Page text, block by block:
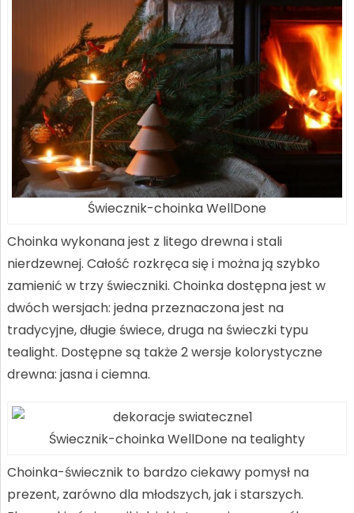
Świecznik-choinka WellDone
Choinka wykonana jest z litego drewna i stali
nierdzewnej. Całość rozkręca się i można ją szybko
zamienić w trzy świeczniki. Choinka dostępna jest w
dwóch wersjach: jedna przeznaczona jest na
tradycyjne, długie świece, druga na świeczki typu
tealight. Dostępne są także 2 wersje kolorystyczne
drewna: jasna i ciemna.
Świecznik-choinka WellDone na tealighty
Choinka-świecznik to bardzo ciekawy pomysł na
prezent, zarówno dla młodszych, jak i starszych.